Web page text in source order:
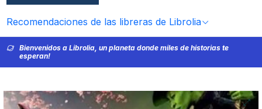
Recomendaciones de las libreras de Librolia
Bienvenidos a Librolia, un planeta donde miles de historias te
esperan!